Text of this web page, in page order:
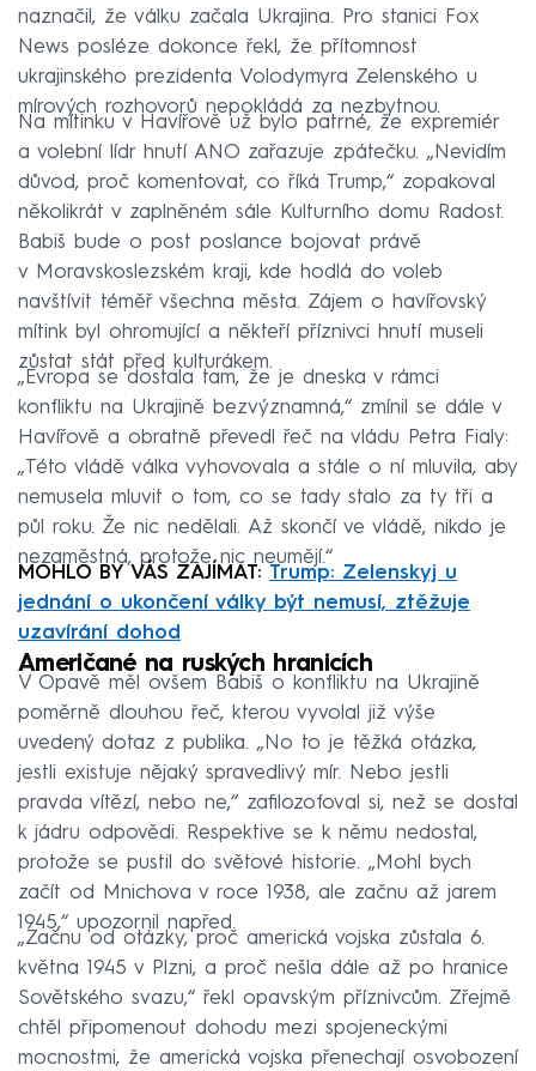
naznačil, že válku začala Ukrajina. Pro stanici Fox
News posléze dokonce řekl, že přítomnost
ukrajinského prezidenta Volodymyra Zelenského u
mírových rozhovorů nepokládá za nezbytnou.
Na mítinku v Havířově už bylo patrné, že expremiér
a volební lídr hnutí ANO zařazuje zpátečku. „Nevidím
důvod, proč komentovat, co říká Trump,“ zopakoval
několikrát v zaplněném sále Kulturního domu Radost.
Babiš bude o post poslance bojovat právě
v Moravskoslezském kraji, kde hodlá do voleb
navštívit téměř všechna města. Zájem o havířovský
mítink byl ohromující a někteří příznivci hnutí museli
zůstat stát před kulturákem.
„Evropa se dostala tam, že je dneska v rámci
konfliktu na Ukrajině bezvýznamná,“ zmínil se dále v
Havířově a obratně převedl řeč na vládu Petra Fialy:
„Této vládě válka vyhovovala a stále o ní mluvila, aby
nemusela mluvit o tom, co se tady stalo za ty tři a
půl roku. Že nic nedělali. Až skončí ve vládě, nikdo je
nezaměstná, protože nic neumějí.“
MOHLO BY VÁS ZAJÍMAT: Trump: Zelenskyj u
jednání o ukončení války být nemusí, ztěžuje
uzavírání dohod
Američané na ruských hranicích
V Opavě měl ovšem Babiš o konfliktu na Ukrajině
poměrně dlouhou řeč, kterou vyvolal již výše
uvedený dotaz z publika. „No to je těžká otázka,
jestli existuje nějaký spravedlivý mír. Nebo jestli
pravda vítězí, nebo ne,“ zafilozofoval si, než se dostal
k jádru odpovědi. Respektive se k němu nedostal,
protože se pustil do světové historie. „Mohl bych
začít od Mnichova v roce 1938, ale začnu až jarem
1945,“ upozornil napřed.
„Začnu od otázky, proč americká vojska zůstala 6.
května 1945 v Plzni, a proč nešla dále až po hranice
Sovětského svazu,“ řekl opavským příznivcům. Zřejmě
chtěl připomenout dohodu mezi spojeneckými
mocnostmi, že americká vojska přenechají osvobození